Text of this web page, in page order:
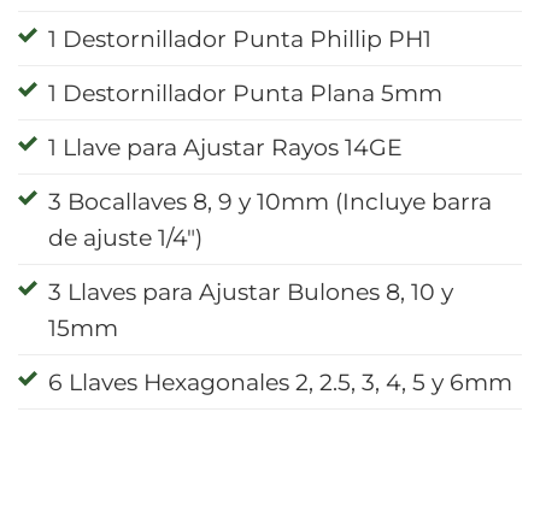
1 Destornillador Punta Phillip PH1
1 Destornillador Punta Plana 5mm
1 Llave para Ajustar Rayos 14GE
3 Bocallaves 8, 9 y 10mm (Incluye barra
de ajuste 1/4″)
3 Llaves para Ajustar Bulones 8, 10 y
15mm
6 Llaves Hexagonales 2, 2.5, 3, 4, 5 y 6mm